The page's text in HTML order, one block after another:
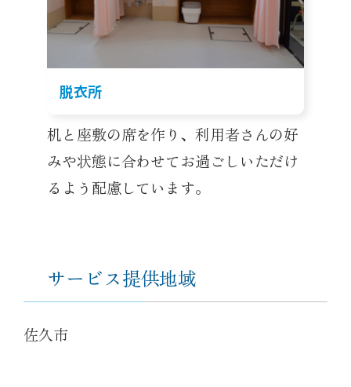
脱衣所
机と座敷の席を作り、利用者さんの好
みや状態に合わせてお過ごしいただけ
るよう配慮しています。
サービス提供地域
佐久市